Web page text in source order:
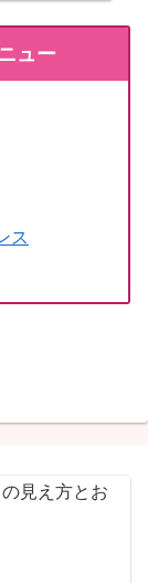
ュー
ス
見え方とお